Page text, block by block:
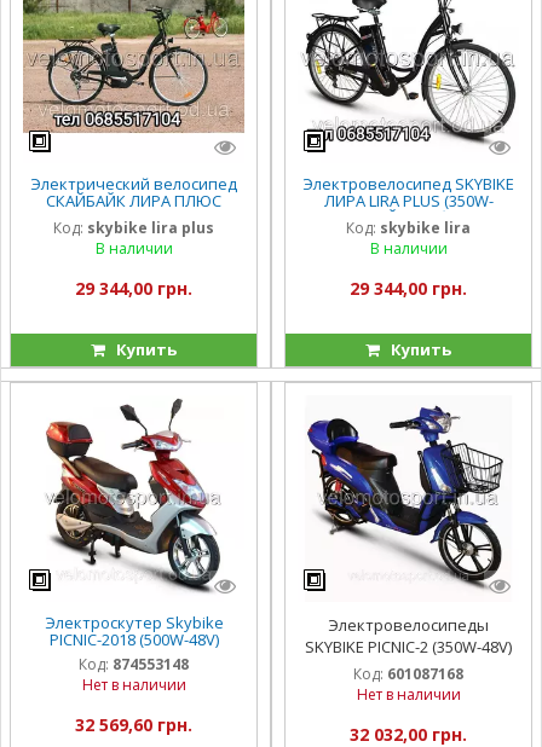
Электрический велосипед
СКАЙБАЙК ЛИРА ПЛЮС
SKYBIKE LIRA PLUS (350W-36V)
ЧОРНЫЙ
Код: skybike lira plus
В наличии
29 344,00 грн.
Купить
Электровелосипед SKYBIKE
ЛИРА LIRA PLUS (350W-
36V)ЧОРНЫЙ скайбайк лира
плюс
Код: skybike lira
В наличии
29 344,00 грн.
Купить
Электроскутер Skybike
PICNIC-2018 (500W-48V)
Код: 874553148
Нет в наличии
32 569,60 грн.
Электровелосипеды
SKYBIKE PICNIC-2 (350W-48V)
Код: 601087168
Нет в наличии
32 032,00 грн.